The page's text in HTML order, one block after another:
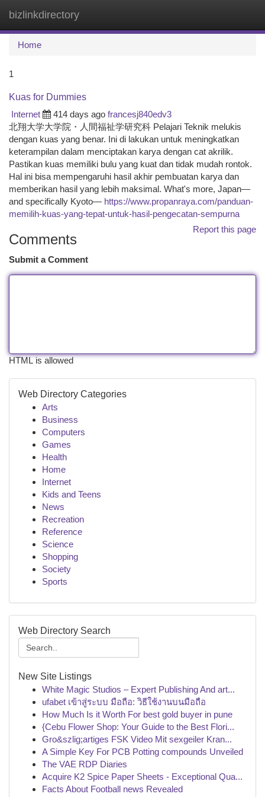
bizlinkdirectory
Home
1
Kuas for Dummies
Internet
414 days ago francesj840edv3
北翔大学大学院・人間福祉学研究科 Pelajari Teknik melukis
dengan kuas yang benar. Ini di lakukan untuk meningkatkan
keterampilan dalam menciptakan karya dengan cat akrilik.
Pastikan kuas memiliki bulu yang kuat dan tidak mudah rontok.
Hal ini bisa mempengaruhi hasil akhir pembuatan karya dan
memberikan hasil yang lebih maksimal. What's more, Japan—
and specifically Kyoto— https://www.propanraya.com/panduan-
memilih-kuas-yang-tepat-untuk-hasil-pengecatan-sempurna
Report this page
Comments
Submit a Comment
HTML is allowed
Web Directory Categories
Arts
Business
Computers
Games
Health
Home
Internet
Kids and Teens
News
Recreation
Reference
Science
Shopping
Society
Sports
Web Directory Search
New Site Listings
White Magic Studios – Expert Publishing And art...
ufabet เข้าสู่ระบบ มือถือ: วิธีใช้งานบนมือถือ
How Much Is it Worth For best gold buyer in pune
{Cebu Flower Shop: Your Guide to the Best Flori...
Gro&szlig;artiges FSK Video Mit sexgeiler Kran...
A Simple Key For PCB Potting compounds Unveiled
The VAE RDP Diaries
Acquire K2 Spice Paper Sheets - Exceptional Qua...
Facts About Football news Revealed